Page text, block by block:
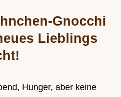
Gnocchi
Lieblings
Hunger, aber keine